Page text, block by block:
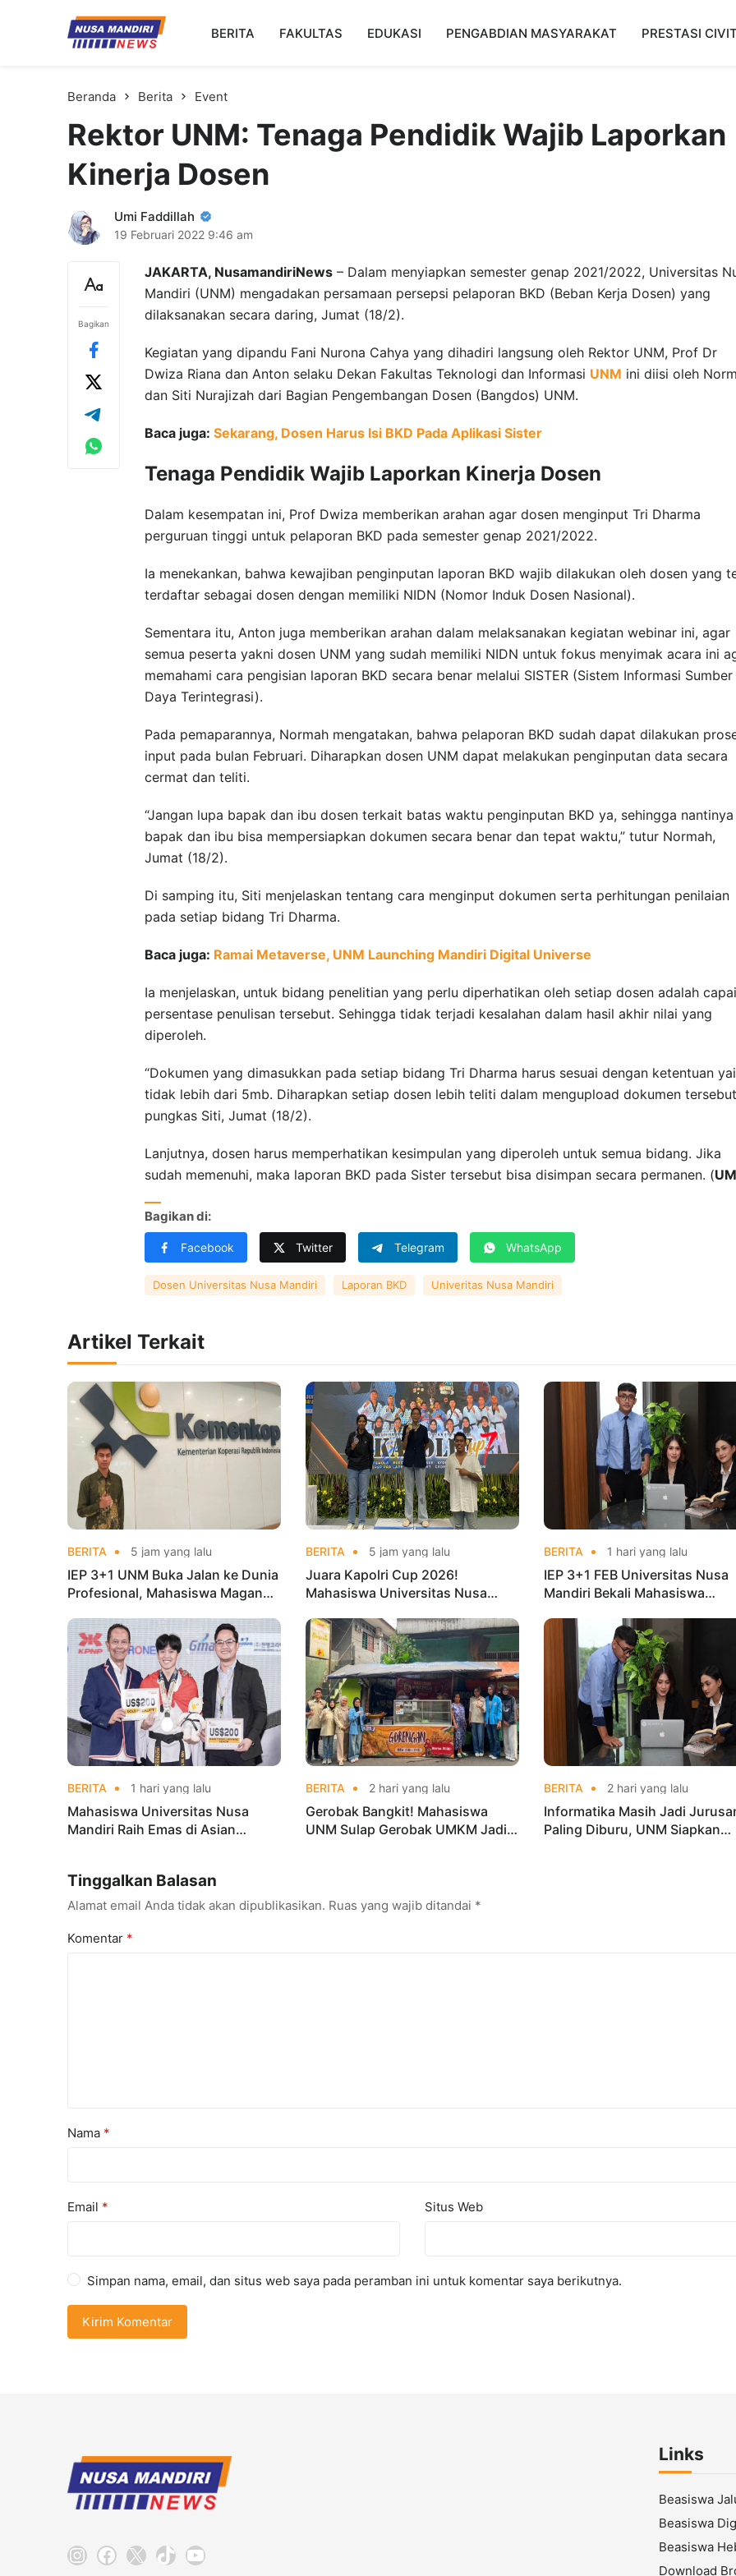
Kampus Digital Bisnis
Universitas Nusa Mandiri
BERITA FAKULTAS EDUKASI PENGABDIAN MASYARAKAT PRESTASI
Beranda Berita Event
Rektor UNM: Tenaga Pendidik Wajib Laporkan
Kinerja Dosen
Umi Faddillah
19 Februari 2022 9:46 am
Bagikan
JAKARTA, NusamandiriNews – Dalam menyiapkan semester genap 2021/2022, Universitas
Mandiri (UNM) mengadakan persamaan persepsi pelaporan BKD (Beban Kerja Dosen) yang
dilaksanakan secara daring, Jumat (18/2).
Kegiatan yang dipandu Fani Nurona Cahya yang dihadiri langsung oleh Rektor UNM, Prof Dr
Dwiza Riana dan Anton selaku Dekan Fakultas Teknologi dan Informasi UNM ini diisi oleh
dan Siti Nurajizah dari Bagian Pengembangan Dosen (Bangdos) UNM.
Baca juga: Sekarang, Dosen Harus Isi BKD Pada Aplikasi Sister
Tenaga Pendidik Wajib Laporkan Kinerja Dosen
Dalam kesempatan ini, Prof Dwiza memberikan arahan agar dosen menginput Tri Dharma
perguruan tinggi untuk pelaporan BKD pada semester genap 2021/2022.
Ia menekankan, bahwa kewajiban penginputan laporan BKD wajib dilakukan oleh dosen yang
terdaftar sebagai dosen dengan memiliki NIDN (Nomor Induk Dosen Nasional).
Sementara itu, Anton juga memberikan arahan dalam melaksanakan kegiatan webinar ini, agar
semua peserta yakni dosen UNM yang sudah memiliki NIDN untuk fokus menyimak acara ini
memahami cara pengisian laporan BKD secara benar melalui SISTER (Sistem Informasi Sumber
Daya Terintegrasi).
Pada pemaparannya, Normah mengatakan, bahwa pelaporan BKD sudah dapat dilakukan
input pada bulan Februari. Diharapkan dosen UNM dapat melakukan penginputan data secara
cermat dan teliti.
“Jangan lupa bapak dan ibu dosen terkait batas waktu penginputan BKD ya, sehingga nantinya
bapak dan ibu bisa mempersiapkan dokumen secara benar dan tepat waktu,” tutur Normah,
Jumat (18/2).
Di samping itu, Siti menjelaskan tentang cara menginput dokumen serta perhitungan penilaian
pada setiap bidang Tri Dharma.
Baca juga: Ramai Metaverse, UNM Launching Mandiri Digital Universe
Ia menjelaskan, untuk bidang penelitian yang perlu diperhatikan oleh setiap dosen adalah
persentase penulisan tersebut. Sehingga tidak terjadi kesalahan dalam hasil akhir nilai yang
diperoleh.
“Dokumen yang dimasukkan pada setiap bidang Tri Dharma harus sesuai dengan ketentuan
tidak lebih dari 5mb. Diharapkan setiap dosen lebih teliti dalam mengupload dokumen
pungkas Siti, Jumat (18/2).
Lanjutnya, dosen harus memperhatikan kesimpulan yang diperoleh untuk semua bidang. Jika
sudah memenuhi, maka laporan BKD pada Sister tersebut bisa disimpan secara permanen. (
Bagikan di:
Facebook Twitter Telegram WhatsApp
Dosen Universitas Nusa Mandiri Laporan BKD Univeritas Nusa Mandiri
Artikel Terkait
BERITA 5 jam yang lalu
IEP 3+1 UNM Buka Jalan ke Dunia
Profesional, Mahasiswa Magang
BERITA 5 jam yang lalu
Juara Kapolri Cup 2026!
Mahasiswa Universitas Nusa
di Kejurnas Taekwondo
BERITA 1 hari yang lalu
IEP 3+1 FEB Universitas Nusa
Mandiri Bekali Mahasiswa
BERITA 1 hari yang lalu
Mahasiswa Universitas Nusa
Mandiri Raih Emas di Asian
BERITA 2 hari yang lalu
Gerobak Bangkit! Mahasiswa
UNM Sulap Gerobak UMKM Jadi
BERITA 2 hari yang lalu
Informatika Masih Jadi
Paling Diburu, UNM Siapkan
Tinggalkan Balasan
Alamat email Anda tidak akan dipublikasikan. Ruas yang wajib ditandai *
Komentar *
Nama *
Email * Situs Web
Simpan nama, email, dan situs web saya pada peramban ini untuk komentar saya berikutnya.
Instagram
Facebook
X TikTokYouTube
Links
Beasiswa
Beasiswa
Beasiswa
Download